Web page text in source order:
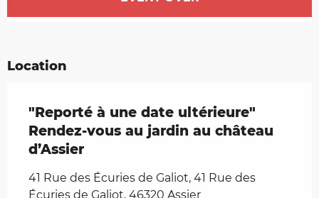
Location
"Reporté à une date ultérieure"
Rendez-vous au jardin au château
d’Assier
41 Rue des Écuries de Galiot, 41 Rue des
Écuries de Galiot, 46320 Assier